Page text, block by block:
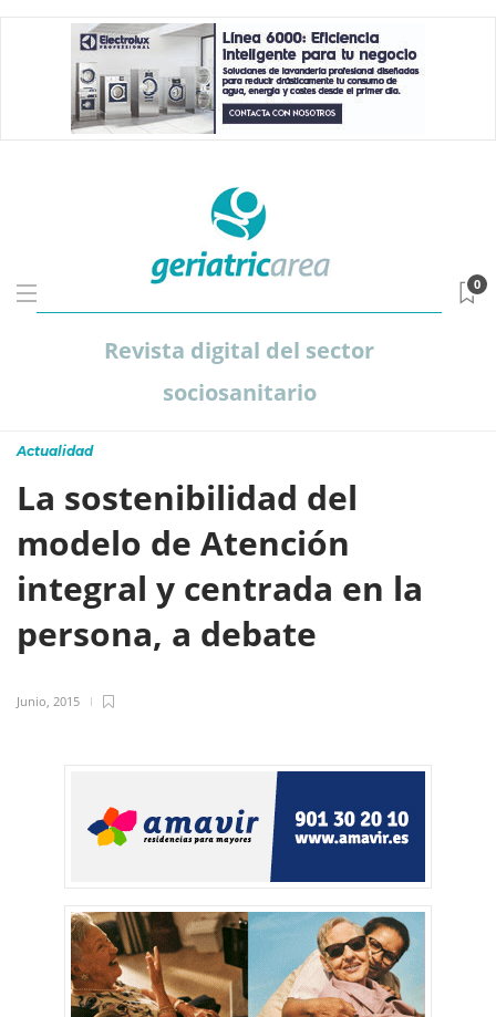
Revista digital del sector
sociosanitario
0
Actualidad
La sostenibilidad del
modelo de Atención
integral y centrada en la
persona, a debate
Junio, 2015